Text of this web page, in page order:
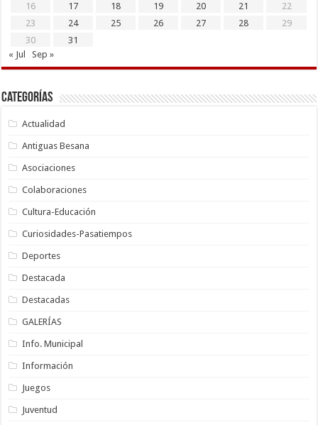
16
17 18 19 20 21
22
23
24 25 26 27 28
29
30
31
« Jul
Sep »
Categorías
Actualidad
Antiguas Besana
Asociaciones
Colaboraciones
Cultura-Educación
Curiosidades-Pasatiempos
Deportes
Destacada
Destacadas
GALERÍAS
Info. Municipal
Información
Juegos
Juventud